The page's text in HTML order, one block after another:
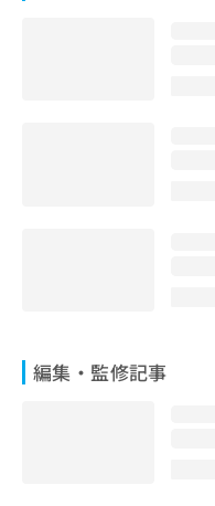
編集・監修記事